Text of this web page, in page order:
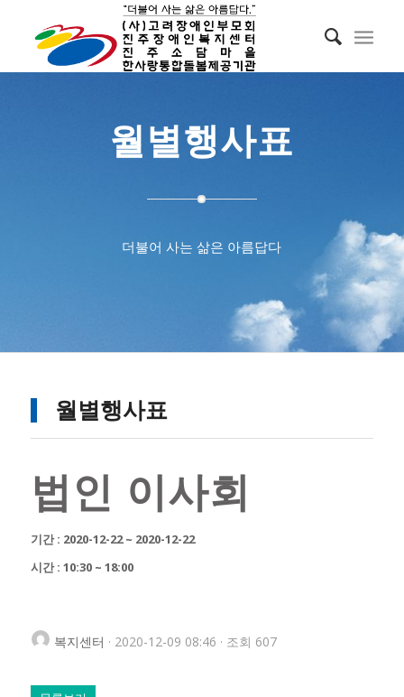
월별행사표
더불어 사는 삶은 아름답다
월별행사표
법인 이사회
기간 : 2020-12-22 ~ 2020-12-22
시간 : 10:30 ~ 18:00
복지센터 · 2020-12-09 08:46 · 조회 607